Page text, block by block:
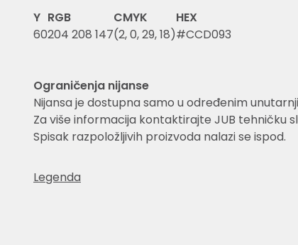
Y
60
RGB
204 208 147
CMYK
(2, 0, 29, 18)
HEX
#CCD093
Ograničenja nijanse
Nijansa je dostupna samo u određenim
Za više informacija kontaktirajte JUB tehničku
Spisak razpoložljivih proizvoda nalazi se ispod.
Legenda